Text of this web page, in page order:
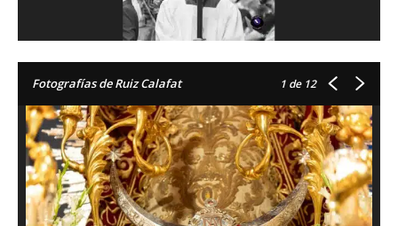
Fotografías de Ruiz Calafat 1 de 12